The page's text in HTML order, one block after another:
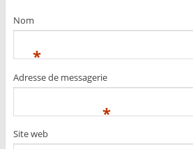
Nom
*
Adresse de messagerie
*
Site web